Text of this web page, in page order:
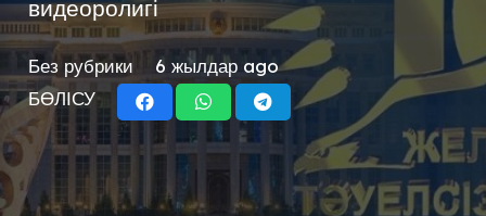
видеоролигі
Без рубрики
6 жылдар ago
БӨЛІСУ